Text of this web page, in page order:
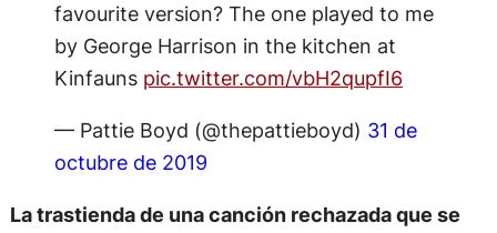
favourite version? The one played to me
by George Harrison in the kitchen at
Kinfauns pic.twitter.com/vbH2qupfI6
— Pattie Boyd (@thepattieboyd) 31 de
octubre de 2019
La trastienda de una canción rechazada que se